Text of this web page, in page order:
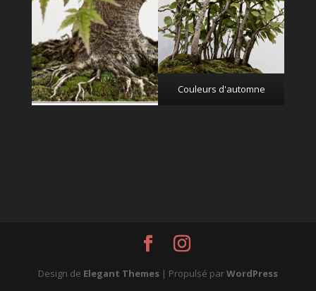
Couleurs d'automne
Design de Elegant Themes| Propulsé parWordPress